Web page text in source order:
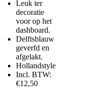
Leuk ter
decoratie
voor op het
dashboard.
Delftsblauw
geverfd en
afgelakt.
Hollandstyle
Incl. BTW:
€12,50